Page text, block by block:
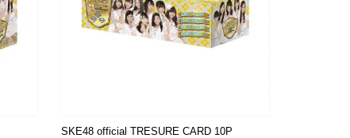
SKE48 official TRESURE CARD 10P